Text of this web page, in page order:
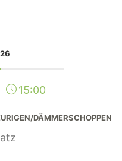
15:00
DÄMMERSCHOPPEN